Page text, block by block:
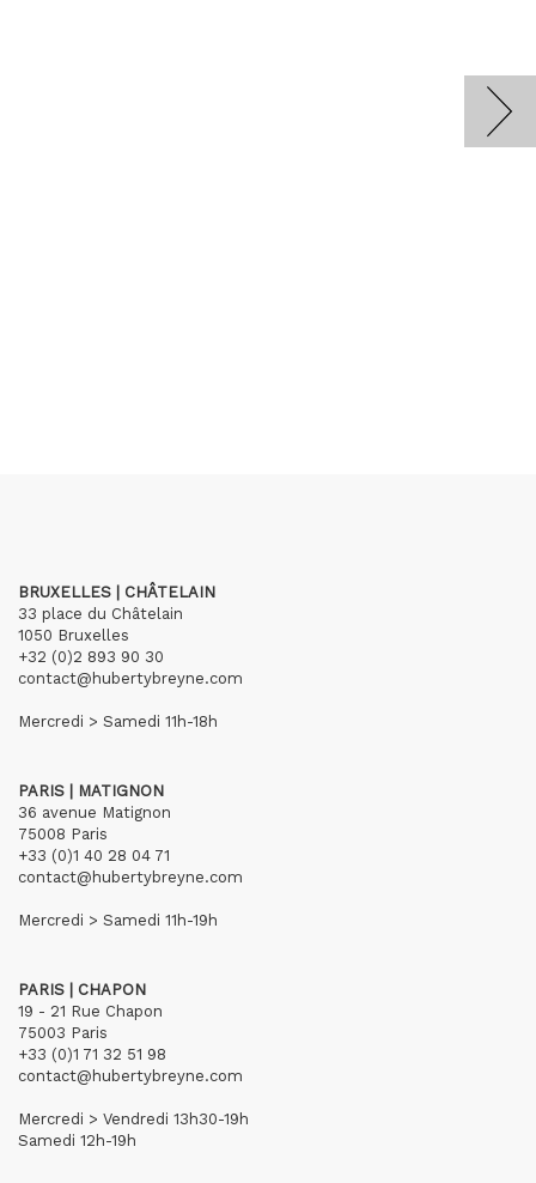
BRUXELLES | CHÂTELAIN
33 place du Châtelain
1050 Bruxelles
+32 (0)2 893 90 30
contact@hubertybreyne.com
Mercredi > Samedi 11h-18h
PARIS | MATIGNON
36 avenue Matignon
75008 Paris
+33 (0)1 40 28 04 71
contact@hubertybreyne.com
Mercredi > Samedi 11h-19h
PARIS | CHAPON
19 - 21 Rue Chapon
75003 Paris
+33 (0)1 71 32 51 98
contact@hubertybreyne.com
Mercredi > Vendredi 13h30-19h
Samedi 12h-19h